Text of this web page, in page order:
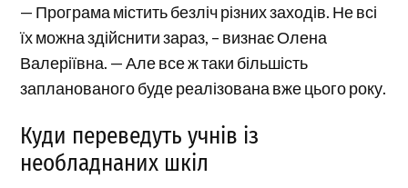
— Програма містить безліч різних заходів. Не всі
їх можна здійснити зараз, – визнає Олена
Валеріївна. — Але все ж таки більшість
запланованого буде реалізована вже цього року.
Куди переведуть учнів із
необладнаних шкіл